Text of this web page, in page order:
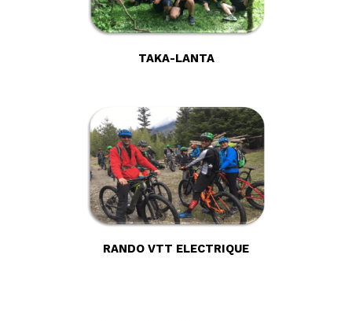
TAKA-LANTA
RANDO VTT ELECTRIQUE